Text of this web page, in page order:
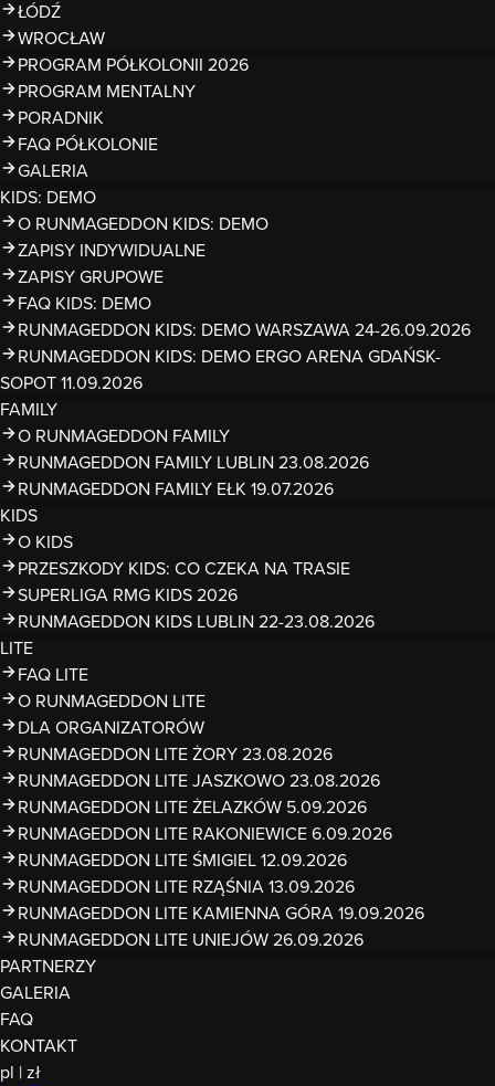
ŁÓDŹ
WROCŁAW
PROGRAM PÓŁKOLONII 2026
PROGRAM MENTALNY
PORADNIK
FAQ PÓŁKOLONIE
GALERIA
KIDS: DEMO
O RUNMAGEDDON KIDS: DEMO
ZAPISY INDYWIDUALNE
ZAPISY GRUPOWE
FAQ KIDS: DEMO
RUNMAGEDDON KIDS: DEMO WARSZAWA 24-26.09.2026
RUNMAGEDDON KIDS: DEMO ERGO ARENA GDAŃSK-
SOPOT 11.09.2026
FAMILY
O RUNMAGEDDON FAMILY
RUNMAGEDDON FAMILY LUBLIN 23.08.2026
RUNMAGEDDON FAMILY EŁK 19.07.2026
KIDS
O KIDS
PRZESZKODY KIDS: CO CZEKA NA TRASIE
SUPERLIGA RMG KIDS 2026
RUNMAGEDDON KIDS LUBLIN 22-23.08.2026
LITE
FAQ LITE
O RUNMAGEDDON LITE
DLA ORGANIZATORÓW
RUNMAGEDDON LITE ŻORY 23.08.2026
RUNMAGEDDON LITE JASZKOWO 23.08.2026
RUNMAGEDDON LITE ŻELAZKÓW 5.09.2026
RUNMAGEDDON LITE RAKONIEWICE 6.09.2026
RUNMAGEDDON LITE ŚMIGIEL 12.09.2026
RUNMAGEDDON LITE RZĄŚNIA 13.09.2026
RUNMAGEDDON LITE KAMIENNA GÓRA 19.09.2026
RUNMAGEDDON LITE UNIEJÓW 26.09.2026
PARTNERZY
GALERIA
FAQ
KONTAKT
pl |zł